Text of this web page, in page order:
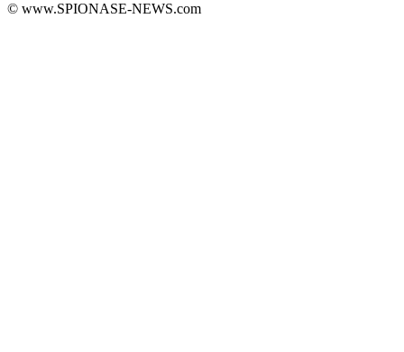
© www.SPIONASE-NEWS.com